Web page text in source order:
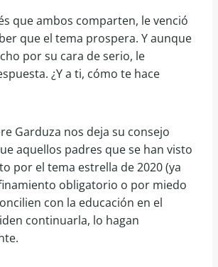
que ambos comparten, le venció
que el tema prospera. Y aunque
por su cara de serio, le
¿Y a ti, cómo te hace
Garduza nos deja su consejo
aquellos padres que se han visto
por el tema estrella de 2020 (ya
obligatorio o por miedo
con la educación en el
continuarla, lo hagan